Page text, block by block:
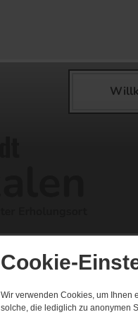
Cookie-
Wir verwenden Cookies, um Ihnen
solche, die lediglich zu anonymen